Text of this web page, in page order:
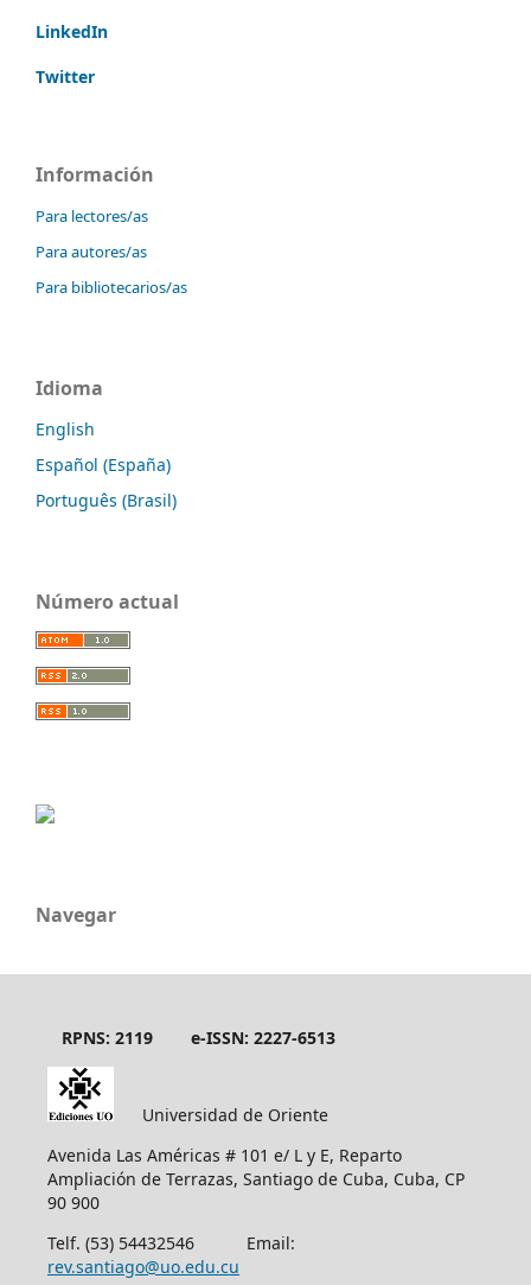
LinkedIn
Twitter
Información
Para lectores/as
Para autores/as
Para bibliotecarios/as
Idioma
English
Español (España)
Português (Brasil)
Número actual
Navegar
RPNS: 2119 e-ISSN: 2227-6513
Universidad de Oriente
Avenida Las Américas # 101 e/ L y E, Reparto
Ampliación de Terrazas, Santiago de Cuba, Cuba, CP
90 900
Telf. (53) 54432546 Email:
rev.santiago@uo.edu.cu